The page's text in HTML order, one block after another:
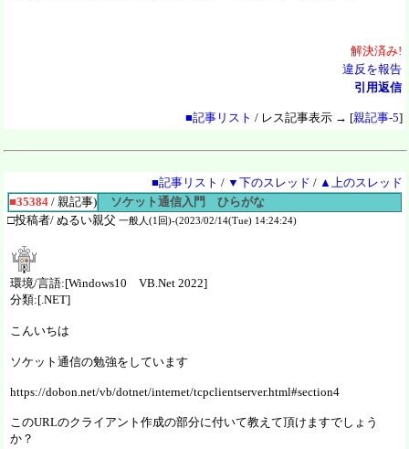
解決済み!
違反を報告
引用返信
■記事リスト / レス記事表示 → [親記事-5]
■記事リスト / ▼下のスレッド / ▲上のスレッド
■35384 / 親記事)
ソケット通信入門 ひらがな
□投稿者/ ぬるい親父 一般人(1回)-(2023/02/14(Tue) 14:24:24)
環境/言語:[Windows10 VB.Net 2022]
分類:[.NET]
こんいちは
ソケット通信の勉強をしています
https://dobon.net/vb/dotnet/internet/tcpclientserver.html#section4
このURLのクライアント作成の部分に付いて教えて頂けますでしょう
か？